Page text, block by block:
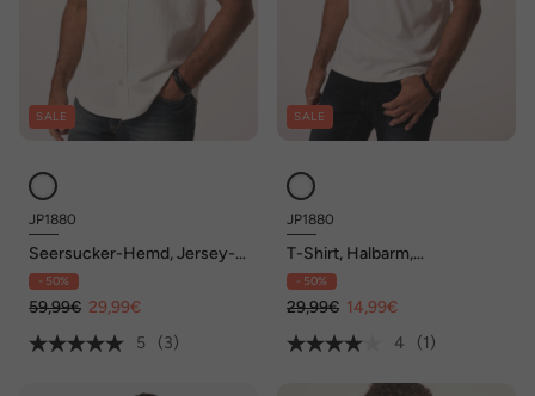
SALE
JP1880
Seersucker-Hemd, Jersey-
Qualität, Halbarm,
Buttondown-Kragen, Modern
Fit, bis 8 XL
- 50%
59,99€ 29,99€
5
(3)
SALE
JP1880
T-Shirt, Halbarm,
Brusttasche, Vintage Look,
bis 8 XL
- 50%
29,99€ 14,99€
4
(1)